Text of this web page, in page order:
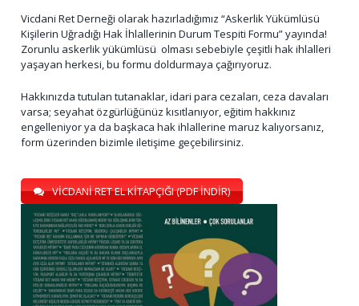
Vicdani Ret Derneği olarak hazırladığımız “Askerlik Yükümlüsü
Kişilerin Uğradığı Hak İhlallerinin Durum Tespiti Formu” yayında!
Zorunlu askerlik yükümlüsü olması sebebiyle çeşitli hak ihlalleri
yaşayan herkesi, bu formu doldurmaya çağırıyoruz.
Hakkınızda tutulan tutanaklar, idari para cezaları, ceza davaları
varsa; seyahat özgürlüğünüz kısıtlanıyor, eğitim hakkınız
engelleniyor ya da başkaca hak ihlallerine maruz kalıyorsanız,
form üzerinden bizimle iletişime geçebilirsiniz.
VİCDANİ RET EL KİTAPÇIĞI (PDF İNDİR)